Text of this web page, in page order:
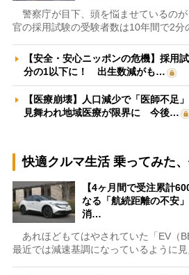
警察庁が目下、頭を悩ませているの
官の採用試験の受験者数は10年間で2分
【安全・安心ニッポンの危機】採用
分の1以下に！ 出生数減がも…
【医療崩壊】人口減少で「医師不足
見舞われ地域医療が限界に 今後…
快適クルマ生活 乗ってみた
【4ヶ月間で受注累計
なる「航続距離の不安
消…
あれほどもてはやされていた「EV（
最近では減速基調になっているように見